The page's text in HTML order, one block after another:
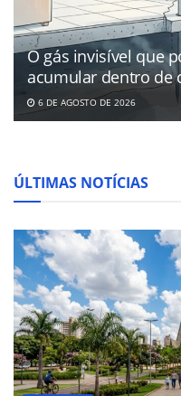
O gás invisível que
acumular dentro de
6 DE AGOSTO DE 2026
ÚLTIMAS NOTÍCIAS